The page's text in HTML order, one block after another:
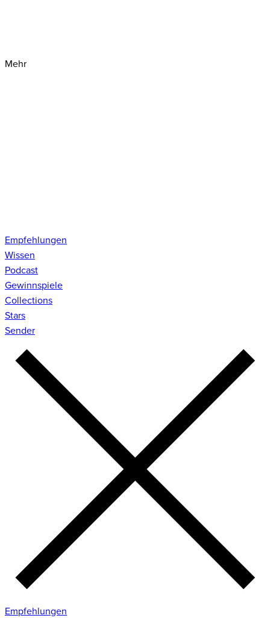
Mehr
Empfehlungen
Wissen
Podcast
Gewinnspiele
Collections
Stars
Sender
Empfehlungen